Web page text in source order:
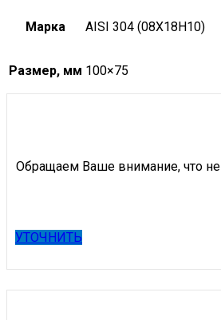
Марка AISI 304 (08Х18Н10)
Размер, мм 100×75
Обращаем Ваше внимание, что
УТОЧНИТЬ